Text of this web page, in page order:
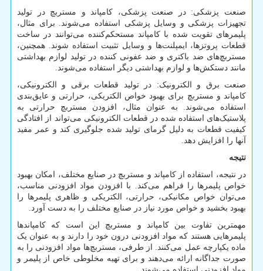
صنعت پزشکی: در صنعت پزشکی، کامپاند و مستربچ در تولید
تجهیزات پزشکی و وسایل پزشکی استفاده می‌شوند. برای مثال،
پلیمرهای تقویت شده با کامپاند مستحکم‌کننده می‌توانند در ساخت
قطعات پروتزها، ایمپلنت‌ها و وسایل تثبیت استفاده شوند. همچنین،
مستربچ‌های ضد باکتری و ضد عفونی کننده در تولید لوازم بهداشتی
مانند دستکش‌ها و لوازم بهداشتی دیگر استفاده می‌شوند.
صنعت برق و الکترونیک: در تولید قطعات برقی و الکترونیکی،
کامپاند و مستربچ برای بهبود خواص الکتریکی، حرارتی و عایق‌بندی
استفاده می‌شوند. به عنوان مثال، افزودن مستربچ حرارتی به
پلاستیک‌های استفاده شده در قطعات الکترونیکی می‌تواند از افتادگی
کیفیت قطعات به دلیل گرمای تولید شده جلوگیری کند و عمر مفید
آنها را افزایش دهد.
نتیجه
در نتیجه، استفاده از کامپاند و مستربچ در صنایع مختلف، امکان بهبود
خواص پلیمرها را فراهم می‌کند. با افزودن مواد افزودنی مناسب،
می‌توان خواص مکانیکی، حرارتی، الکتریکی و ظاهری پلیمرها را
بهبود بخشید و خواص مورد نیاز در صنایع مختلف را به دست آورد.
مهمترین تفاوت بین کامپاند و مستربچ این است که کامپاند‌ها
پلیمرهایی هستند که مواد افزودنی درون خود را دارند و به عنوان یک
ماده یکپارچه عمل می‌کنند. از طرفی، مستربچ‌ها مواد افزودنی را به
صورت جداگانه ارائه می‌دهند و برای تهیه مخلوطی خاص از پلیمر و